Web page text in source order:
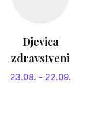
Djevica
zdravstveni
23.08. - 22.09.